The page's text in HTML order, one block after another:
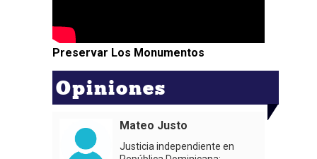
Preservar Los Monumentos
Opiniones
Mateo Justo
Justicia independiente en